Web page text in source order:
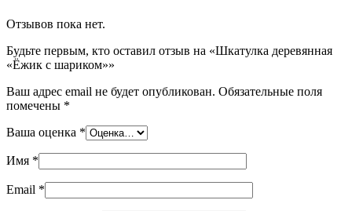
Отзывов пока нет.
Будьте первым, кто оставил отзыв на «Шкатулка деревянная
«Ёжик с шариком»»
Ваш адрес email не будет опубликован. Обязательные поля
помечены *
Ваша оценка *
Имя *
Email *